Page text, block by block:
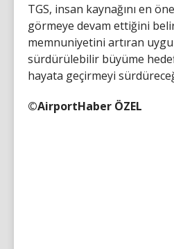
TGS, insan kaynağını en
görmeye devam ettiğini
memnuniyetini artıran
sürdürülebilir büyüme
hayata geçirmeyi
©AirportHaber ÖZEL